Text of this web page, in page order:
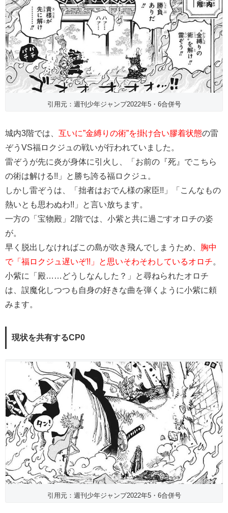
引用元：週刊少年ジャンプ2022年5・6合併号
城内3階では、 互いに”金縛りの術”を掛け合い膠着状態の雷
ぞうVS福ロクジュの戦いが行われていました。
雷ぞうが先に炎が身体に引火し、「お前の『死』でこちら
の術は解ける!!」と勝ち誇る福ロクジュ。
しかし雷ぞうは、「拙者はおでん様の家臣!!」「こんなもの
熱いとも思わぬわ!!」と言い放ちます。
一方の「宝物殿」2階では、小紫と共に過ごすオロチの姿
が。
早く脱出しなければこの島が吹き飛んでしまうため、 胸中
で「福ロクジュ遅いぞ!!」と思いそわそわしているオロチ。
小紫に「殿……どうしなんした？」と尋ねられたオロチ
は、誤魔化しつつも自身の好きな曲を弾くように小紫に頼
みます。
現状を共有するCP0
引用元：週刊少年ジャンプ2022年5・6合併号